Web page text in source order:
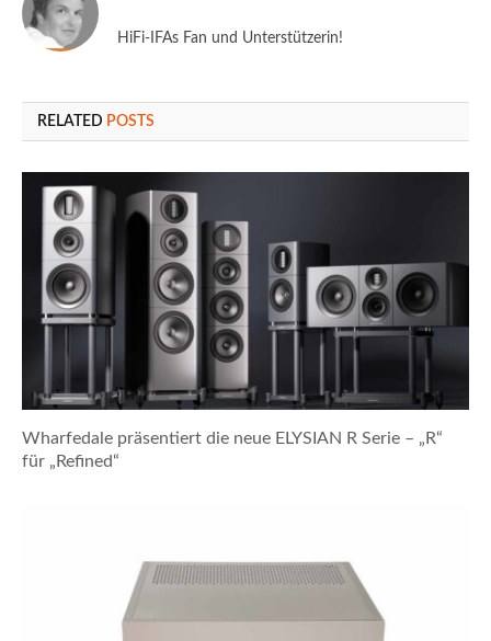
HiFi-IFAs Fan und Unterstützerin!
RELATED POSTS
Wharfedale präsentiert die neue ELYSIAN R Serie – „R“
für „Refined“